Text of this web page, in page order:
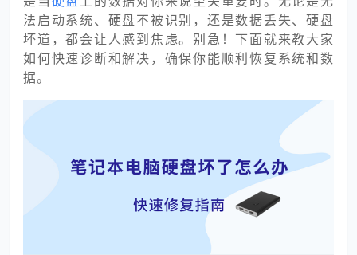
法启动系统、硬盘不被识别，还是数据丢失、硬盘
坏道，都会让人感到焦虑。别急！下面就来教大家
如何快速诊断和解决，确保你能顺利恢复系统和数
据。